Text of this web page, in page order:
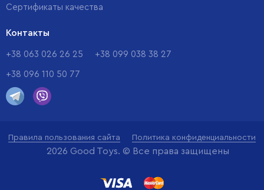
Сертификаты качества
Контакты
+38 063 026 26 25 +38 099 038 38 27
+38 096 110 50 77
Правила пользования сайта Политика конфиденциальности
2026 Good Toys. © Все права защищены